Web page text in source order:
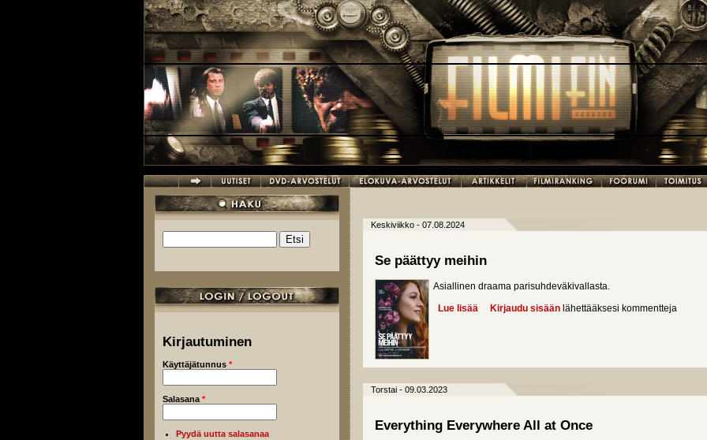
Hakulomake
Kirjautuminen
Käyttäjätunnus *
Salasana *
Pyydä uutta salasanaa
Keskiviikko - 07.08.2024
Se päättyy meihin
Asiallinen draama parisuhdeväkivallasta.
Lue lisää about Se päättyy meihin
Kirjaudu sisään lähettääksesi kommentteja
Torstai - 09.03.2023
Everything Everywhere All at Once